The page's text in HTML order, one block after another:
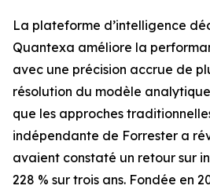
La plateforme d’intelligence
Quantexa améliore la
avec une précision accrue de
résolution du modèle
que les approches
indépendante de Forrester a
avaient constaté un retour sur
228 % sur trois ans. Fondée en